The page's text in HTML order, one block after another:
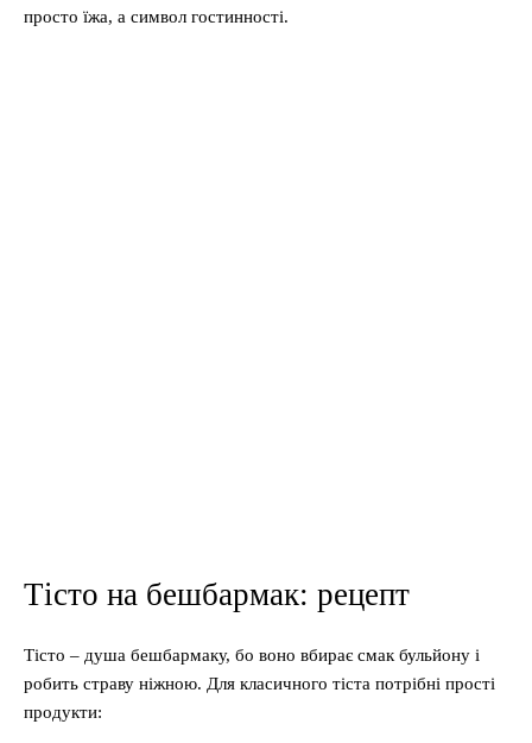
просто їжа, а символ гостинності.
Тісто на бешбармак: рецепт
Тісто – душа бешбармаку, бо воно вбирає смак бульйону і
робить страву ніжною. Для класичного тіста потрібні прості
продукти: